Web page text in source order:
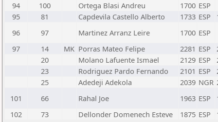
94
100 Ortega Blasi Andreu 1700 ESP
95
81 Capdevila Castello Alberto 1733 ESP
96
97 Martinez Arranz Leire 1700 ESP
97
14 MK Porras Mateo Felipe 2281 ESP
20
Molano Lafuente Ismael 2129 ESP
23
Rodriguez Pardo Fernando 2101 ESP
25
Adedeji Adekola 2039 NGR
101
66 Rahal Joe 1963 ESP
102
73 Dellonder Domenech Esteve 1875 ESP